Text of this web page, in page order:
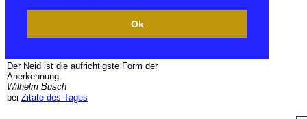
Ok
Der Neid ist die aufrichtigste Form der
Anerkennung.
Wilhelm Busch
bei Zitate des Tages